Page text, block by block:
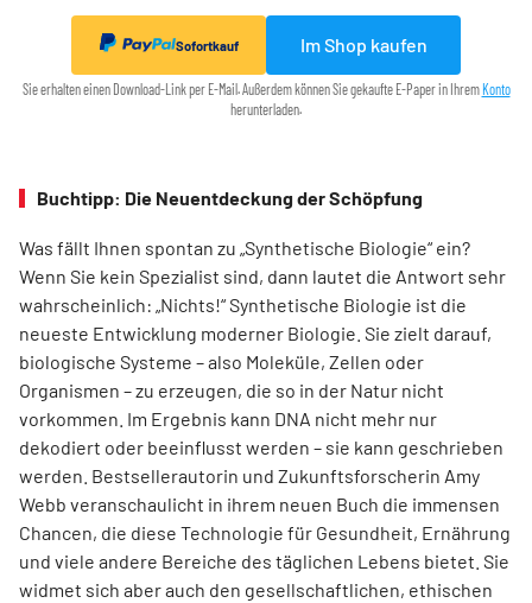
Sofortkauf Im Shop kaufen
Sie erhalten einen Download-Link per E-Mail. Außerdem können Sie gekaufte E-Paper in Ihrem Konto
herunterladen.
Buchtipp: Die Neuentdeckung der Schöpfung
Was fällt Ihnen spontan zu „Synthetische Biologie“ ein?
Wenn Sie kein Spezia­list sind, dann lautet die Antwort sehr
wahrscheinlich: „Nichts!“ Synthetische Biologie ist die
neueste Entwicklung moderner Biologie. Sie zielt darauf,
biologische Systeme – also Moleküle, Zellen oder
Organismen – zu erzeugen, die so in der Natur nicht
vorkommen. Im Ergebnis kann DNA nicht mehr nur
dekodiert oder beeinflusst werden – sie kann geschrieben
werden. Best­sellerautorin und Zukunftsforscherin Amy
Webb veranschaulicht in ihrem neuen Buch die immensen
Chancen, die diese Technologie für Gesundheit, Ernährung
und viele andere Bereiche des täglichen Lebens bietet. Sie
widmet sich aber auch den gesellschaftlichen, ethischen